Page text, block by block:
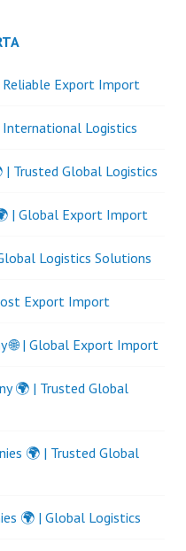
Reliable Export Import
International Logistics
| Trusted Global Logistics
| Global Export Import
Logistics Solutions
Export Import
🌐 | Global Export Import
🌍 | Trusted Global
🌍 | Trusted Global
🌍 | Global Logistics